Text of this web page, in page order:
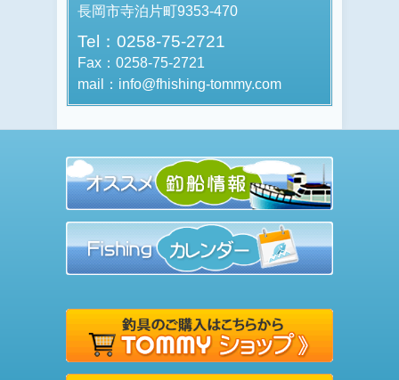
長岡市寺泊片町9353-470
Tel：0258-75-2721
Fax：0258-75-2721
mail：info@fhishing-tommy.com